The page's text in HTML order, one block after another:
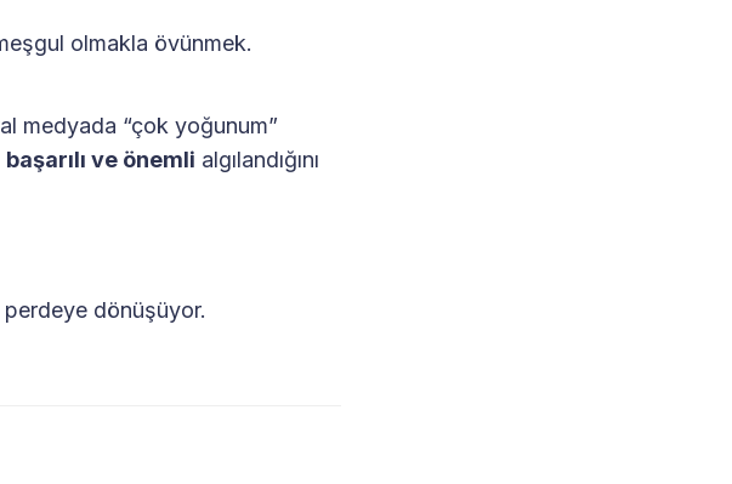
olmakla övünmek.
medyada “çok yoğunum”
başarılı ve önemli algılandığını
dönüşüyor.